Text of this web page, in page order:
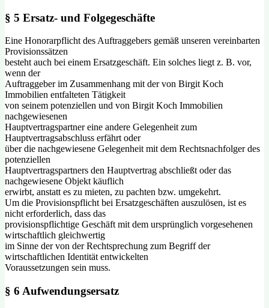
§ 5 Ersatz- und Folgegeschäfte
Eine Honorarpflicht des Auftraggebers gemäß unseren vereinbarten
Provisionssätzen
besteht auch bei einem Ersatzgeschäft. Ein solches liegt z. B. vor,
wenn der
Auftraggeber im Zusammenhang mit der von Birgit Koch
Immobilien entfalteten Tätigkeit
von seinem potenziellen und von Birgit Koch Immobilien
nachgewiesenen
Hauptvertragspartner eine andere Gelegenheit zum
Hauptvertragsabschluss erfährt oder
über die nachgewiesene Gelegenheit mit dem Rechtsnachfolger des
potenziellen
Hauptvertragspartners den Hauptvertrag abschließt oder das
nachgewiesene Objekt käuflich
erwirbt, anstatt es zu mieten, zu pachten bzw. umgekehrt.
Um die Provisionspflicht bei Ersatzgeschäften auszulösen, ist es
nicht erforderlich, dass das
provisionspflichtige Geschäft mit dem ursprünglich vorgesehenen
wirtschaftlich gleichwertig
im Sinne der von der Rechtsprechung zum Begriff der
wirtschaftlichen Identität entwickelten
Voraussetzungen sein muss.
§ 6 Aufwendungsersatz